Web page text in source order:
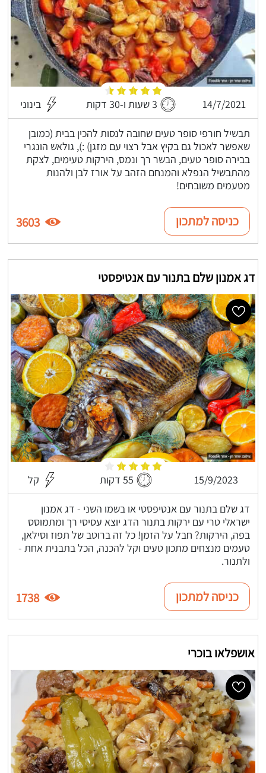
14/7/2021 3 שעות ו-30 דקות בינוני
תבשיל חורפי סופר טעים שחובה לנסות להכין בבית (כמובן
שאפשר לאכול גם בקיץ אבל רצוי עם מזגן) :), גולאש הונגרי
בבירה סופר טעים, הבשר רך ונמס, הירקות טעימים, לצקת
מהתבשיל הנפלא והמנחם הזהב על אורז לבן ולהנות
מטעמים משובחים!
כניסה למתכון 3603
דג אמנון שלם בתנור עם אנטיפסטי
15/9/2023 55 דקות קל
דג שלם בתנור עם אנטיפסטי או בשמו השני - דג אמנון
ישראלי טרי עם ירקות בתנור הדג יוצא עסיסי רך ומתמוסס
בפה, הירקות? חבל על הזמן! כל זה ברוטב של תפוז וסילאן,
טעמים מנצחים מתכון טעים וקל להכנה, הכל בתבנית אחת -
ולתנור.
כניסה למתכון 1738
אושפלאו בוכרי